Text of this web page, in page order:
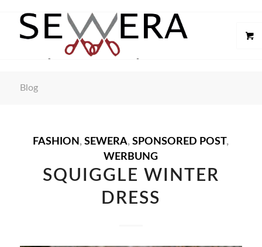
Blog
FASHION ,SEWERA,SPONSORED POST,
WERBUNG
SQUIGGLE WINTER
DRESS